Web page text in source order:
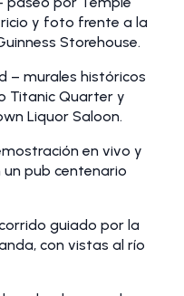
y foto frente a la
Storehouse.
– murales históricos
Titanic Quarter y
Liquor Saloon.
en vivo y
pub centenario
guiado por la
con vistas al río